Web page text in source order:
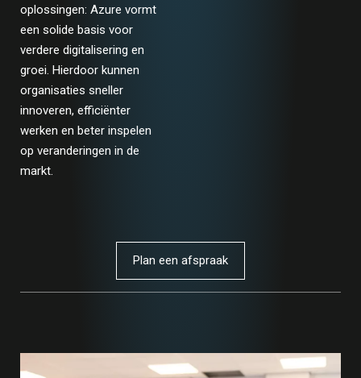
oplossingen: Azure vormt
een solide basis voor
verdere digitalisering en
groei. Hierdoor kunnen
organisaties sneller
innoveren, efficiënter
werken en beter inspelen
op veranderingen in de
markt.
Plan een afspraak